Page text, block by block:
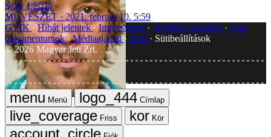
Szily László
MŰVÉSZET
2021. február 10. 5:59
GYIK Hibát jelentek Impresszum Javítások kezelése
Jogi
dokumentumok Médiaajánlat RSS
Sütibeállítások
©2026Magyar Jeti Zrt.
Vége
Menü
Címlap
Friss
Kör